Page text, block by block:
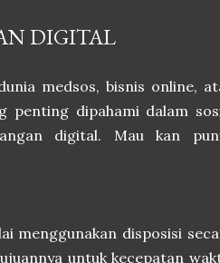
DIGITAL
medsos, bisnis online,
penting dipahami dalam
digital. Mau kan
menggunakan disposisi
untuk kecepatan